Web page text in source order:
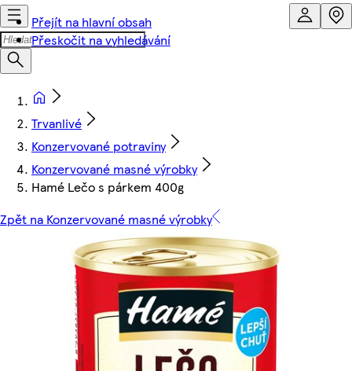
Přejít na hlavní obsah
Přeskočit na vyhledávání
Trvanlivé
Konzervované potraviny
Konzervované masné výrobky
Hamé Lečo s párkem 400g
Zpět na Konzervované masné výrobky